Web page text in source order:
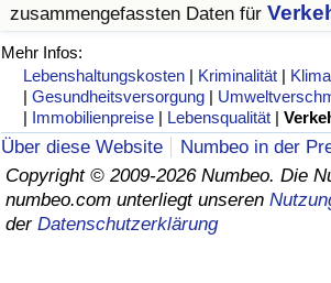
zusammengefassten Daten für
Mehr Infos:
Lebenshaltungskosten | Kriminalität | Klima
|Gesundheitsversorgung |
| Immobilienpreise | Lebensqualität |
Über diese Website
Numbeo in der
Copyright © 2009-2026 Numbeo. Die
numbeo.com unterliegt unseren
der Datenschutzerklärung
Lebenshaltungskosten-Index nach
in Akaba
Immobilienpreis-Index nach Land
Lebensqualitätsindex nach Land
Kriminalität
Kriminalitäts-Index (aktuell)
Kriminalitäts-Index